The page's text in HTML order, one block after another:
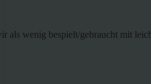
als wenig bespielt/gebraucht mit